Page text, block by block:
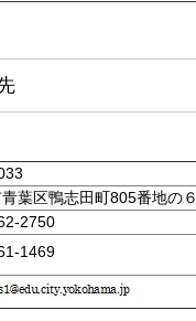
葉区鴨志田町805番地の６
2750
1469